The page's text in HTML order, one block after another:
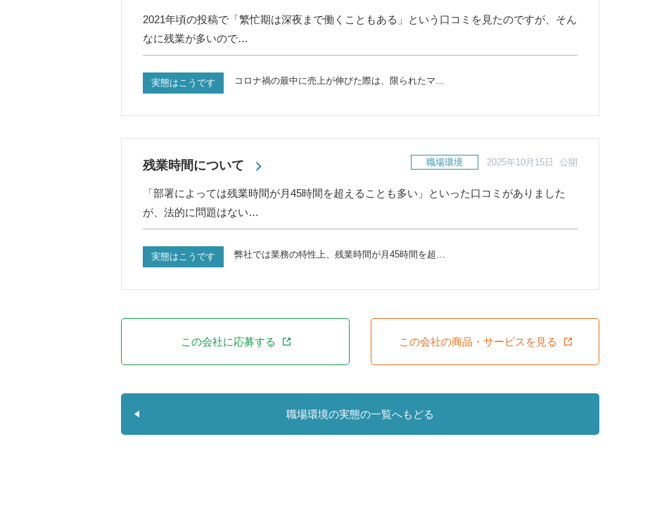
2021年頃の投稿で「繁忙期は深夜まで働くこともある」という口コミを見たのですが、そん
なに残業が多いので…
実態はこうです コロナ禍の最中に売上が伸びた際は、限られたマ…
残業時間について 職場環境 2025年10月15日 公開
「部署によっては残業時間が月45時間を超えることも多い」といった口コミがありました
が、法的に問題はない…
実態はこうです 弊社では業務の特性上、残業時間が月45時間を超…
この会社に応募する この会社の商品・サービスを見る
職場環境の実態の一覧へもどる